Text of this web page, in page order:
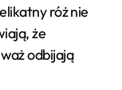
róż nie
że
odbijają